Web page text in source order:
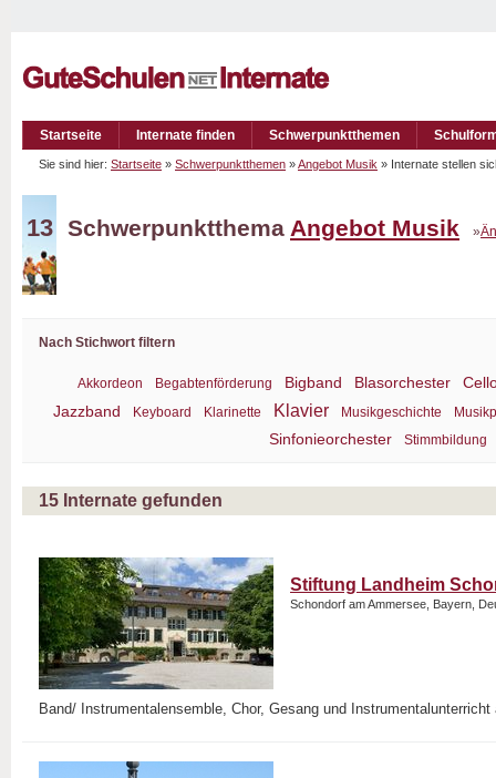
Startseite Internate finden Schwerpunktthemen
Sie sind hier: Startseite » Schwerpunktthemen »Angebot Musik » Internate stellen
13 Schwerpunktthema Angebot Musik »
Nach Stichwort filtern
Akkordeon Begabtenförderung Bigband Blasorchester
Jazzband
Keyboard Klarinette Klavier Musikgeschichte
Sinfonieorchester Stimmbildung
15 Internate gefunden
Stiftung Landheim
Schondorf am Ammersee, Bayern,
Band/ Instrumentalensemble, Chor, Gesang und Instrumentalunterricht